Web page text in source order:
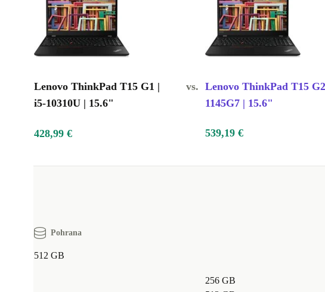
Lenovo ThinkPad T15 G1 |
i5-10310U | 15.6"
vs. Lenovo ThinkPad T15
1145G7 | 15.6"
428,99 € 539,19 €
Pohrana
512 GB
256 GB